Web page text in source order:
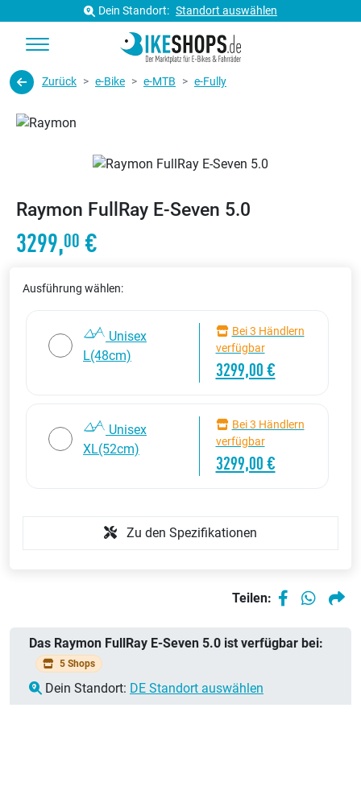
Dein Standort: Standort auswählen
Zurück e-Bike e-MTB e-Fully
Raymon FullRay E-Seven 5.0
3299,00 €
Ausführung wählen:
Unisex
L(48cm)
Bei 3 Händlern
verfügbar
3299,00 €
Unisex
XL(52cm)
Bei 3 Händlern
verfügbar
3299,00 €
Zu den Spezifikationen
Teilen:
Das Raymon FullRay E-Seven 5.0 ist verfügbar bei:
5 Shops
Dein Standort: DE Standort auswählen